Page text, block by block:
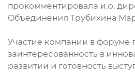
прокомментировала и.о.
Объединения Трубихина
Участие компании в форуме
заинтересованность в
развитии и готовность